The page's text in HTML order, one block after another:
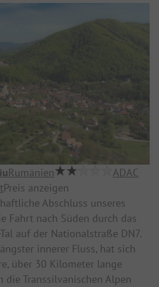
Rumänien
ADAC
Preis anzeigen
Abschluss unseres
Fahrt nach Süden durch das
auf der Nationalstraße DN7.
innerer Fluss, hat sich
über 30 Kilometer lange
Transsilvanischen Alpen